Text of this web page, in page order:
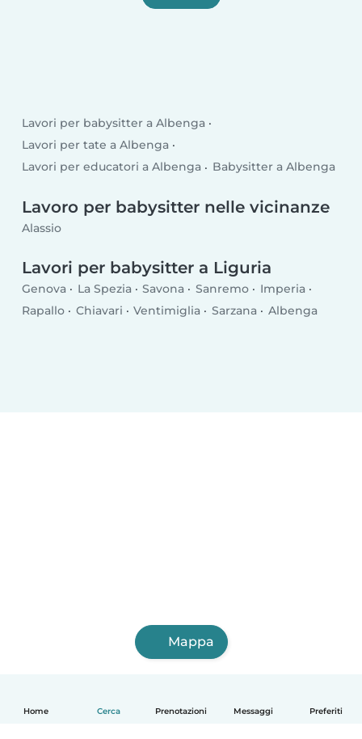
Home Cerca Prenotazioni Messaggi Preferiti
Lavori per babysitter a Albenga
Lavori per tate a Albenga
Lavori per educatori a Albenga
Babysitter a Albenga
Lavoro per babysitter nelle vicinanze
Alassio
Lavori per babysitter a Liguria
Genova La Spezia Savona Sanremo
Imperia
Rapallo
Chiavari Ventimiglia Sarzana Albenga
Mappa